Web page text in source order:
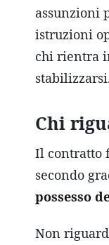
assunzioni
istruzioni
chi rientra
Chi
Il contratto
secondo
possesso
Non